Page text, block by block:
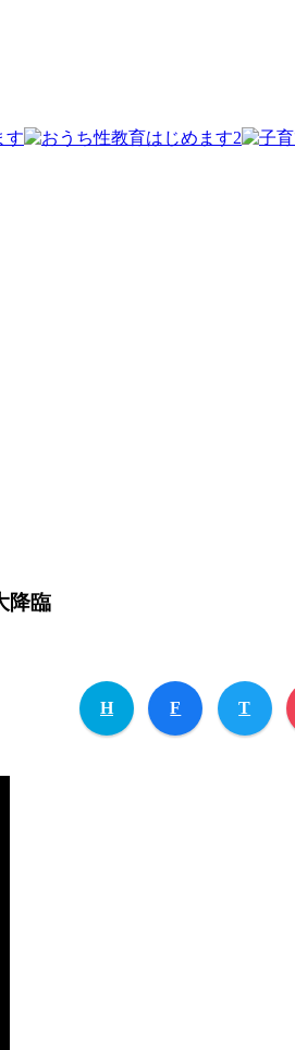
降臨
H F T